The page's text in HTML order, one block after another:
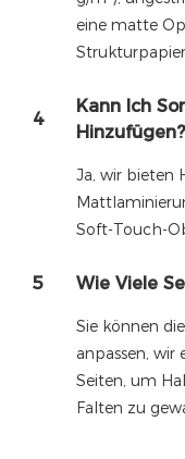
eine matte
4
Kann Ich
Hinzufügen?
Ja, wir bieten
Soft-Touch-
5 Wie Viele
Sie können
anpassen,
Seiten, um
Falten zu